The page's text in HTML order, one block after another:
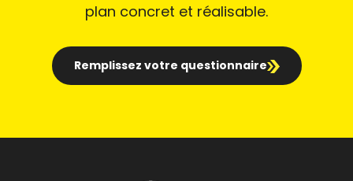
plan concret et réalisable.
Remplissez votre questionnaire